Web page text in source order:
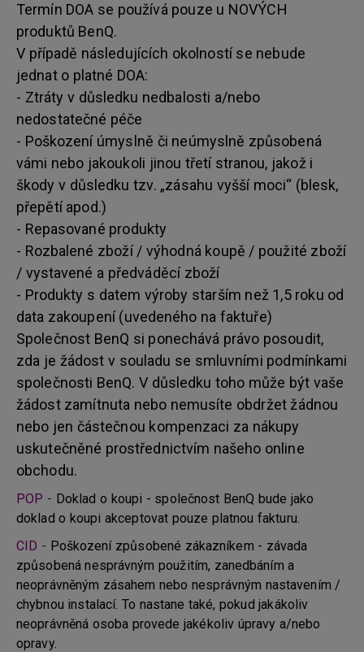
Termín DOA se používá pouze u NOVÝCH
produktů BenQ.
V případě následujících okolností se nebude
jednat o platné DOA:
- Ztráty v důsledku nedbalosti a/nebo
nedostatečné péče
- Poškození úmyslně či neúmyslně způsobená
vámi nebo jakoukoli jinou třetí stranou, jakož i
škody v důsledku tzv. „zásahu vyšší moci“ (blesk,
přepětí apod.)
- Repasované produkty
- Rozbalené zboží / výhodná koupě / použité zboží
/ vystavené a předváděcí zboží
- Produkty s datem výroby starším než 1,5 roku od
data zakoupení (uvedeného na faktuře)
Společnost BenQ si ponechává právo posoudit,
zda je žádost v souladu se smluvními podmínkami
společnosti BenQ. V důsledku toho může být vaše
žádost zamítnuta nebo nemusíte obdržet žádnou
nebo jen částečnou kompenzaci za nákupy
uskutečněné prostřednictvím našeho online
obchodu.
POP - Doklad o koupi - společnost BenQ bude jako
doklad o koupi akceptovat pouze platnou fakturu.
CID - Poškození způsobené zákazníkem - závada
způsobená nesprávným použitím, zanedbáním a
neoprávněným zásahem nebo nesprávným nastavením /
chybnou instalací. To nastane také, pokud jakákoliv
neoprávněná osoba provede jakékoliv úpravy a/nebo
opravy.